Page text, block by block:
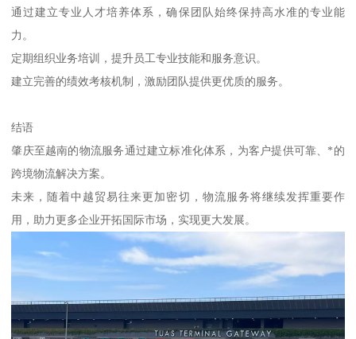
通过建立专业人才培养体系，确保团队始终保持高水准的专业能
力。
定期组织业务培训，提升员工专业技能和服务意识。
建立完善的绩效考核机制，激励团队提供更优质的服务。
结语
肇庆至越南的物流服务通过建立标准化体系，为客户提供可靠、*的
跨境物流解决方案。
未来，随着中越贸易往来更加密切，物流服务将继续发挥重要作
用，助力更多企业开拓国际市场，实现更大发展。